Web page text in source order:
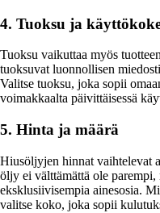
4. Tuoksu ja
Tuoksu vaikuttaa myös
tuoksuvat luonnollisen
Valitse tuoksu, joka sopii
voimakkaalta päivittäisessä
5. Hinta ja määrä
Hiusöljyjen hinnat vaihtelevat
öljy ei välttämättä ole parempi,
eksklusiivisempia ainesosia.
valitse koko, joka sopii